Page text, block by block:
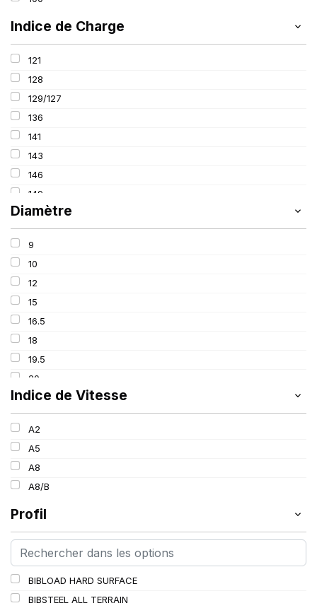
265
305
315
340
440
445
480
Indice de Charge
121
128
129/127
136
141
143
146
149
153
156
160
161
163
165
166
167
169
176
Diamètre
9
10
12
15
16.5
18
19.5
20
24
25
26
28
33
Indice de Vitesse
A2
A5
A8
A8/B
Profil
BIBLOAD HARD SURFACE
BIBSTEEL ALL TERRAIN